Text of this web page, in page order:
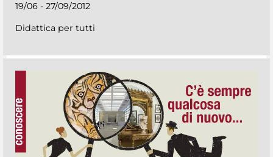
19/06 - 27/09/2012
Didattica per tutti